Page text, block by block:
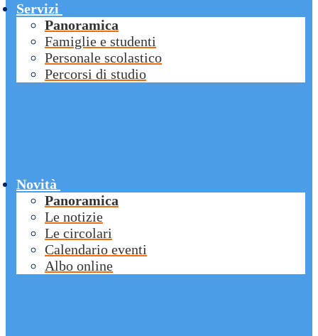
Servizi
Panoramica
Famiglie e studenti
Personale scolastico
Percorsi di studio
Novità
Panoramica
Le notizie
Le circolari
Calendario eventi
Albo online